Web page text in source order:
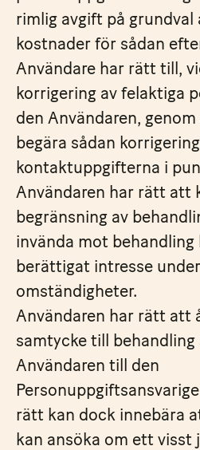
rimlig avgift på
kostnader för sådan
Användare har rätt till,
korrigering av felaktiga
den Användaren,
begära sådan
kontaktuppgifterna i
Användaren har rätt att
begränsning av
invända mot behandling
berättigat intresse
omständigheter.
Användaren har rätt att
samtycke till
Användaren till den
rätt kan dock innebära
kan ansöka om ett visst